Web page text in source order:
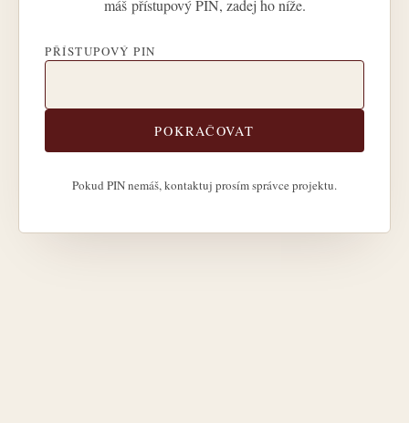
máš přístupový PIN, zadej ho níže.
PŘÍSTUPOVÝ PIN
POKRAČOVAT
Pokud PIN nemáš, kontaktuj prosím správce projektu.